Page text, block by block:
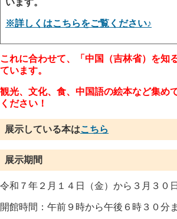
※詳しくはこちらをご覧ください♪
これに合わせて、「中国（吉林省）を知
ています。
観光、文化、食、中国語の絵本など集め
ください！
展示している本はこちら
展示期間
令和７ 年２ 月１４ 日（金）から３月３０
開館時間：午前９時から午後６時３０分